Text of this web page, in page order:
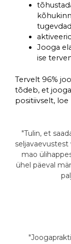
Jooga
ise
Tervelt 96%
tõdeb, et
positiivselt,
"Tulin, et
seljavaevustest
mao
ühel päeval